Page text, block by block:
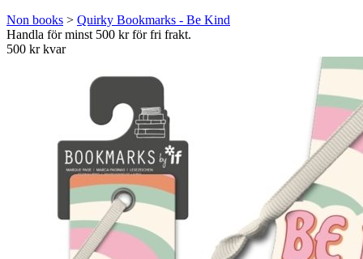
Non books > Quirky Bookmarks - Be Kind
Handla för minst 500 kr för fri frakt.
500 kr kvar